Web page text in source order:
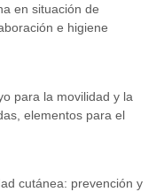
en situación de
e higiene
para la movilidad y la
elementos para el
cutánea: prevención y